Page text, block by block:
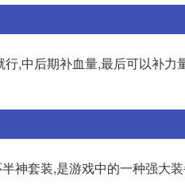
,中后期补血量,最后可以补
神套装,是游戏中的一种强大